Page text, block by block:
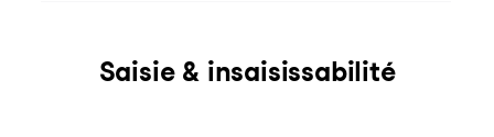
Saisie & insaisissabilité